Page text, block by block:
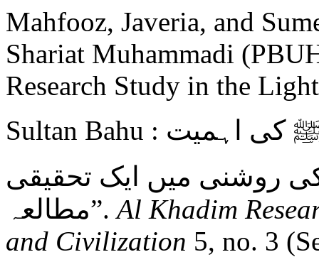
Mahfooz, Javeria, and
Shariat Muhammadi
Research Study in the
Sultan Bahu : راہِ سلوک میں شریعت محمدیﷺ کی اہمیت
روشنی میں ایک تحقیقی
مطالعہ”.Al Khadim
and Civilization 5, no. 3